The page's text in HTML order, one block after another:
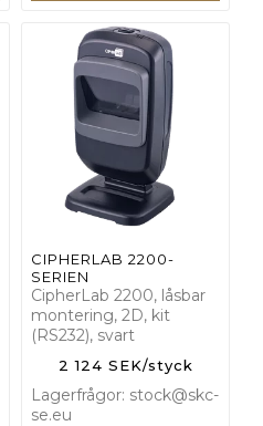
CIPHERLAB 2200-
SERIEN
CipherLab 2200, låsbar
montering, 2D, kit
(RS232), svart
2 124 SEK/styck
Lagerfrågor: stock@skc-
se.eu